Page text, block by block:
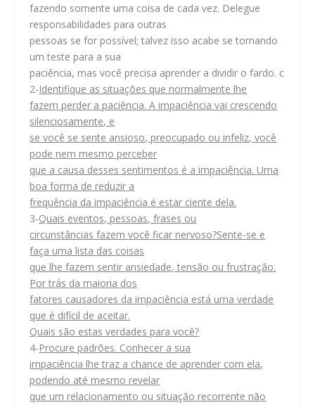
fazendo somente uma coisa de cada vez. Delegue
responsabilidades para outras
pessoas se for possível; talvez isso acabe se tornando
um teste para a sua
paciência, mas você precisa aprender a dividir o fardo. c
2-Identifique as situações que normalmente lhe
fazem perder a paciência. A impaciência vai crescendo
silenciosamente, e
se você se sente ansioso, preocupado ou infeliz, você
pode nem mesmo perceber
que a causa desses sentimentos é a impaciência. Uma
boa forma de reduzir a
frequência da impaciência é estar ciente dela.
3-Quais eventos, pessoas, frases ou
circunstâncias fazem você ficar nervoso?Sente-se e
faça uma lista das coisas
que lhe fazem sentir ansiedade, tensão ou frustração.
Por trás da maioria dos
fatores causadores da impaciência está uma verdade
que é difícil de aceitar.
Quais são estas verdades para você?
4-Procure padrões. Conhecer a sua
impaciência lhe traz a chance de aprender com ela,
podendo até mesmo revelar
que um relacionamento ou situação recorrente não